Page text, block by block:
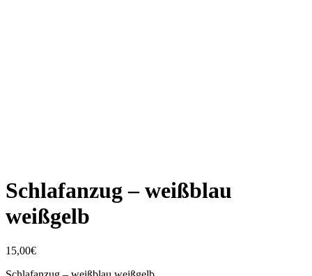
Schlafanzug – weißblau
weißgelb
15,00€